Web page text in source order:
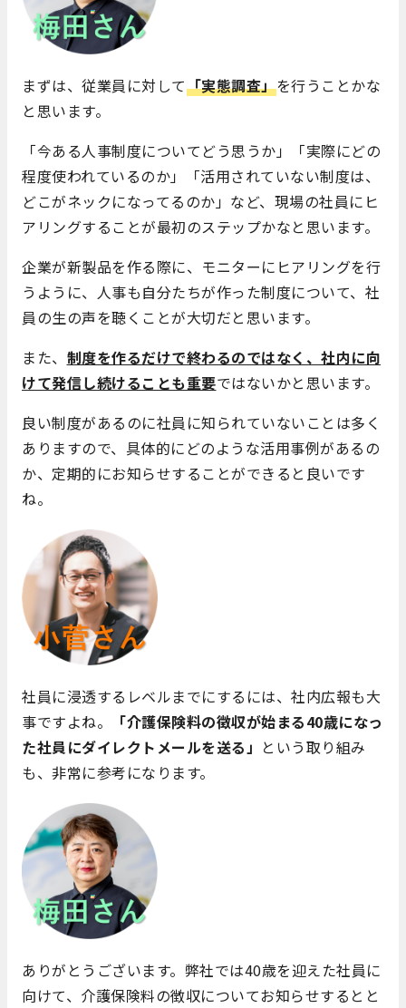
まずは、従業員に対して「実態調査」を行うことかな
と思います。
「今ある人事制度についてどう思うか」「実際にどの
程度使われているのか」「活用されていない制度は、
どこがネックになってるのか」など、現場の社員にヒ
アリングすることが最初のステップかなと思います。
企業が新製品を作る際に、モニターにヒアリングを行
うように、人事も自分たちが作った制度について、社
員の生の声を聴くことが大切だと思います。
また、 制度を作るだけで終わるのではなく、社内に向
けて発信し続けることも重要ではないかと思います。
良い制度があるのに社員に知られていないことは多く
ありますので、具体的にどのような活用事例があるの
か、定期的にお知らせすることができると良いです
ね。
社員に浸透するレベルまでにするには、社内広報も大
事ですよね。
「介護保険料の徴収が始まる40歳になっ
た社員にダイレクトメールを送る」 という取り組み
も、非常に参考になります。
ありがとうございます。弊社では40歳を迎えた社員に
向けて、介護保険料の徴収についてお知らせするとと